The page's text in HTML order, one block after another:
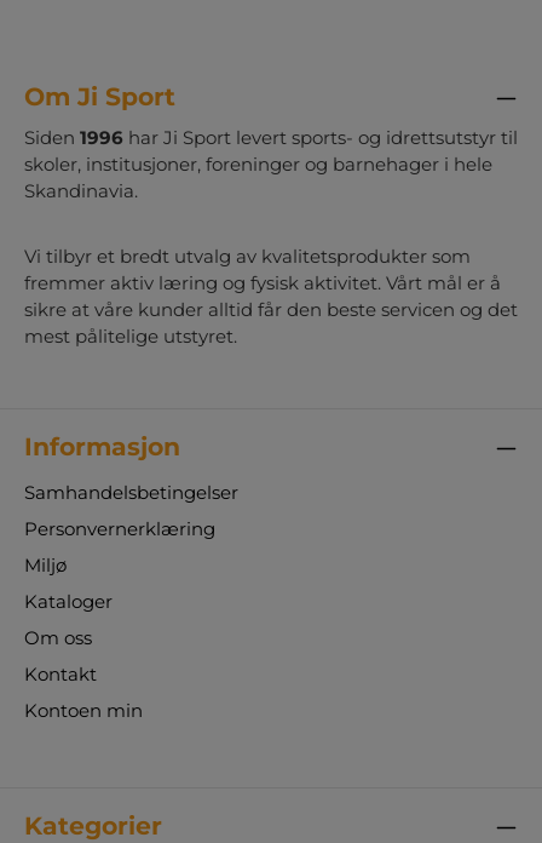
Om Ji Sport
Siden 1996 har Ji Sport levert sports- og idrettsutstyr til
skoler, institusjoner, foreninger og barnehager i hele
Skandinavia.
Vi tilbyr et bredt utvalg av kvalitetsprodukter som
fremmer aktiv læring og fysisk aktivitet. Vårt mål er å
sikre at våre kunder alltid får den beste servicen og det
mest pålitelige utstyret.
Informasjon
Samhandelsbetingelser
Personvernerklæring
Miljø
Kataloger
Om oss
Kontakt
Kontoen min
Kategorier